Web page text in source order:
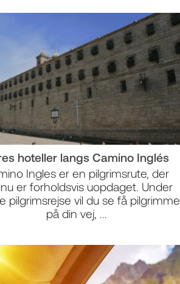
hoteller langs Camino Inglés
Ingles er en pilgrimsrute, der
er forholdsvis uopdaget. Under
pilgrimsrejse vil du se få pilgrimme
på din vej, ...